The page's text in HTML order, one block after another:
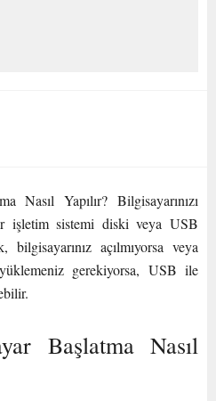
Nasıl Yapılır? Bilgisayarınızı
işletim sistemi diski veya USB
bilgisayarınız açılmıyorsa veya
gerekiyorsa, USB ile
Başlatma Nasıl